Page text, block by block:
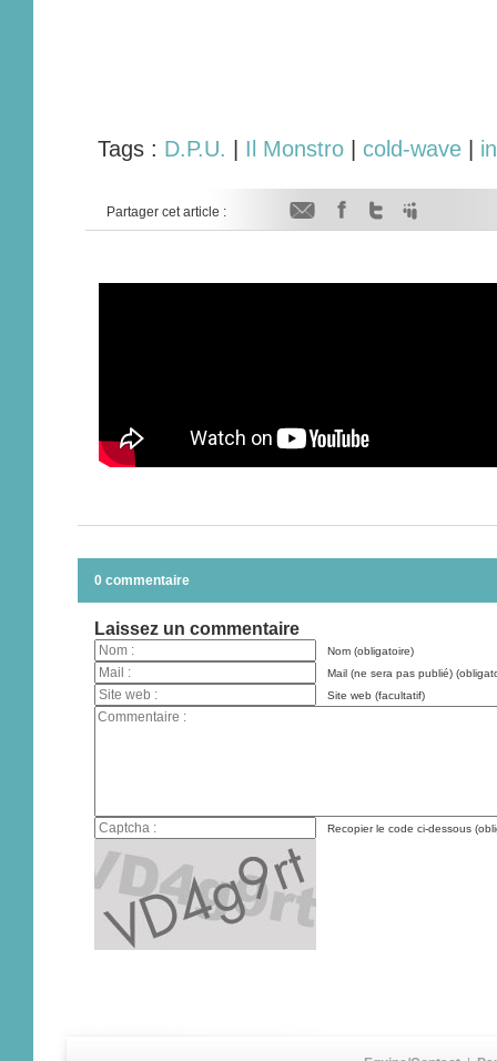
Tags : D.P.U. Il Monstro| cold-wave|
Partager cet article :
0 commentaire
Laissez un commentaire
Nom (obligatoire)
Mail (ne sera pas publié)
Site web (facultatif)
Recopier le code ci-dessous